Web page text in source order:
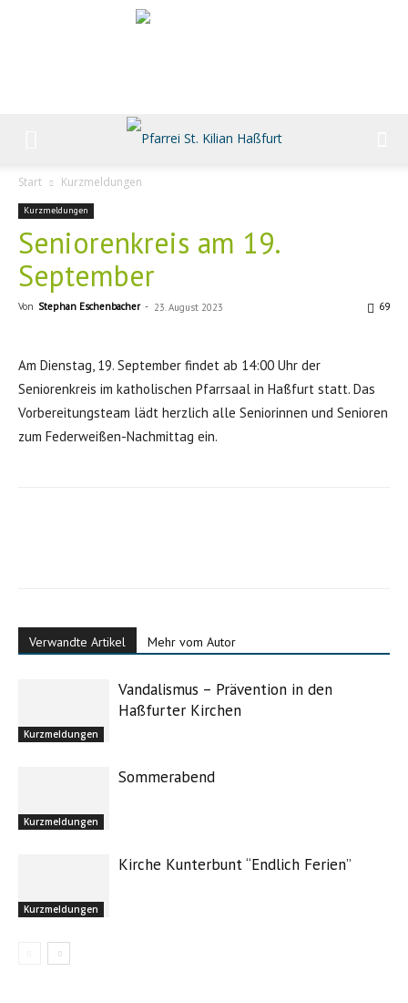
Start Kurzmeldungen
Kurzmeldungen
Seniorenkreis am 19.
September
Von Stephan Eschenbacher - 23. August 2023 69
Am Dienstag, 19. September findet ab 14:00 Uhr der
Seniorenkreis im katholischen Pfarrsaal in Haßfurt statt. Das
Vorbereitungsteam lädt herzlich alle Seniorinnen und Senioren
zum Federweißen-Nachmittag ein.
Verwandte Artikel Mehr vom Autor
Kurzmeldungen
Vandalismus – Prävention in den
Haßfurter Kirchen
Kurzmeldungen
Sommerabend
Kurzmeldungen
Kirche Kunterbunt “Endlich Ferien”